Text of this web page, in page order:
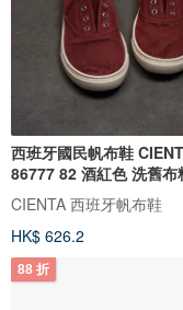
西班牙國民帆布鞋
86777 82 酒紅色 洗舊布
CIENTA 西班牙帆布鞋
HK$ 626.2
88 折